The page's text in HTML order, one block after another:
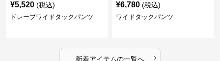
¥5,520 (税込)
ドレープワイドタックパンツ
¥6,780 (税込)
ワイドタックパンツ
新着アイテムの一覧へ ›